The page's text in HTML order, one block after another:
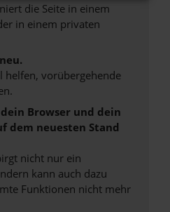
die Seite in einem
in einem privaten
helfen, vorübergehende
Browser und dein
dem neuesten Stand
nicht nur ein
kann auch dazu
Funktionen nicht mehr